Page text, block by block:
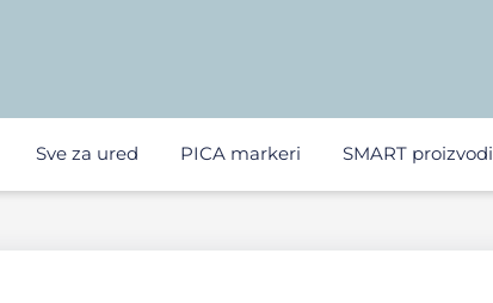
Sve za ured PICA markeri SMART proizvodi